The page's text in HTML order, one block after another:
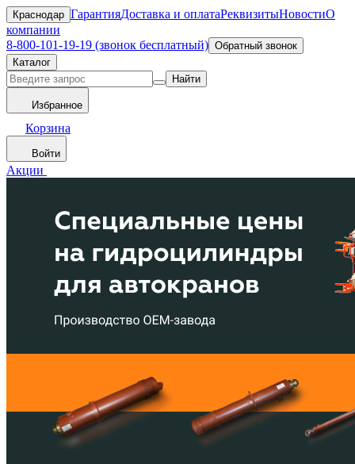
Краснодар ГарантияДоставка и оплатаРеквизитыНовостиО
компании
8-800-101-19-19 (звонок бесплатный) Обратный звонок
Каталог
Найти
Избранное
Корзина
Войти
Акции